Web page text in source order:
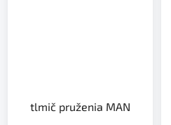
tlmič pruženia MAN